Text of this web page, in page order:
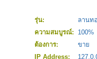
รุ่น:
ลานท
ความสมบูรณ์:
100%
ต้องการ:
ขาย
IP Address: